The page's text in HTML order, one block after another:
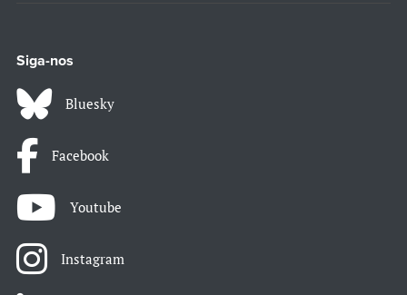
Siga-nos
Bluesky
Facebook
Youtube
Instagram